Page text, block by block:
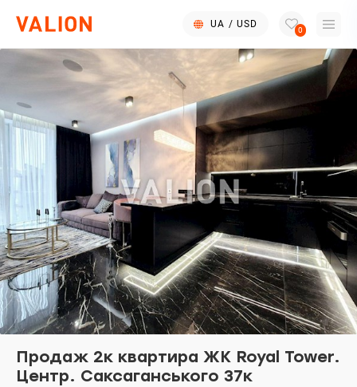
UA / USD
0
Продаж 2к квартира ЖК Royal Tower.
Центр. Саксаганського 37к